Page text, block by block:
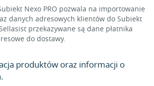
Nexo PRO pozwala na importowanie
danych adresowych klientów do Subiekt
przekazywane są dane płatnika
do dostawy.
produktów oraz informacji o